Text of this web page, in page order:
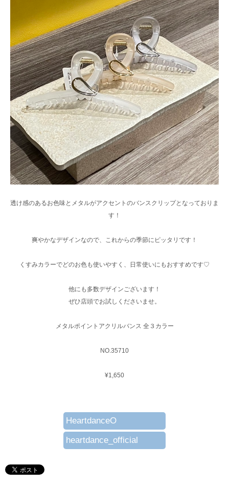
透け感のあるお色味とメタルがアクセントのバンスクリップとなっておりま
す！
爽やかなデザインなので、これからの季節にピッタリです！
くすみカラーでどのお色も使いやすく、日常使いにもおすすめです♡
他にも多数デザインございます！
ぜひ店頭でお試しくださいませ。
メタルポイントアクリルバンス 全３カラー
NO.35710
¥1,650
HeartdanceO
heartdance_official